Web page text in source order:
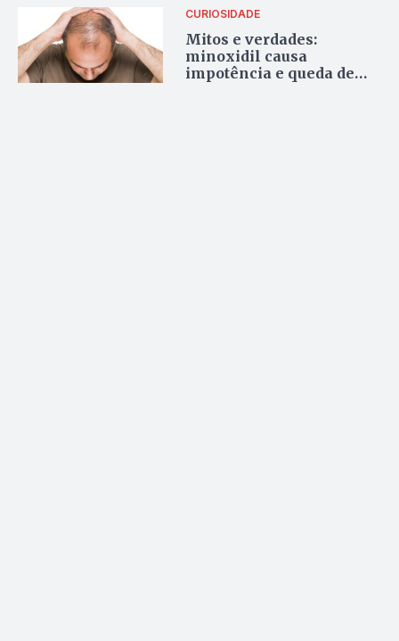
CURIOSIDADE
Mitos e verdades:
minoxidil causa
impotência e queda de